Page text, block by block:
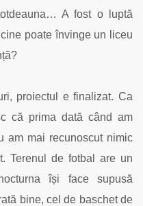
A fost o luptă
poate învinge un liceu
proiectul e finalizat. Ca
că prima dată când am
am mai recunoscut nimic
Terenul de fotbal are un
își face supusă
bine, cel de baschet de